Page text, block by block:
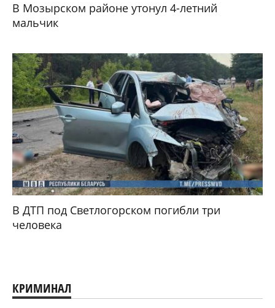
В Мозырском районе утонул 4-летний
мальчик
В ДТП под Светлогорском погибли три
человека
КРИМИНАЛ